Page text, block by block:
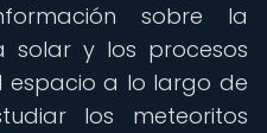
sobre la
solar y los procesos
espacio a lo largo de
los meteoritos